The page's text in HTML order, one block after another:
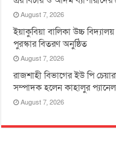
August 7, 2026
ইয়াকুবিয়া বালিকা উচ্চ
পুরস্কার বিতরণ অনুষ্ঠিত
August 7, 2026
রাজশাহী বিভাগের ইউ পি
সম্পাদক হলেন কাহালুর
August 7, 2026